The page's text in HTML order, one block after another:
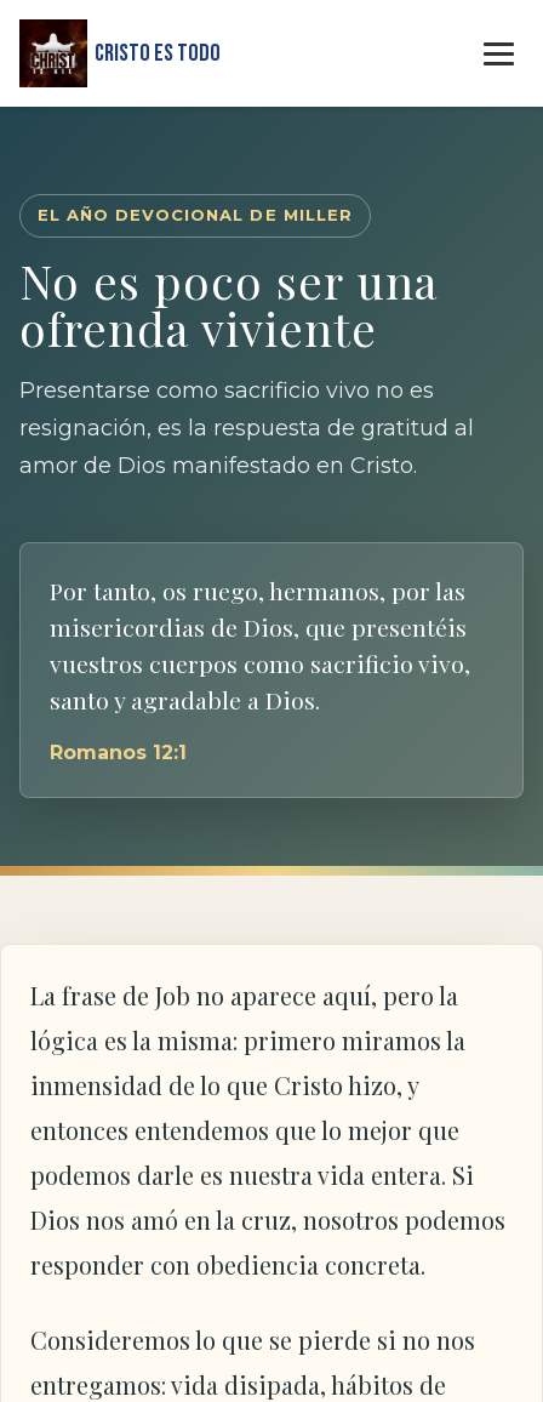
Cristo Es Todo
EL AÑO DEVOCIONAL DE MILLER
No es poco ser una
ofrenda viviente
Presentarse como sacrificio vivo no es
resignación, es la respuesta de gratitud al
amor de Dios manifestado en Cristo.
Por tanto, os ruego, hermanos, por las
misericordias de Dios, que presentéis
vuestros cuerpos como sacrificio vivo,
santo y agradable a Dios.
Romanos 12:1
La frase de Job no aparece aquí, pero la
lógica es la misma: primero miramos la
inmensidad de lo que Cristo hizo, y
entonces entendemos que lo mejor que
podemos darle es nuestra vida entera. Si
Dios nos amó en la cruz, nosotros podemos
responder con obediencia concreta.
Consideremos lo que se pierde si no nos
entregamos: vida disipada, hábitos de